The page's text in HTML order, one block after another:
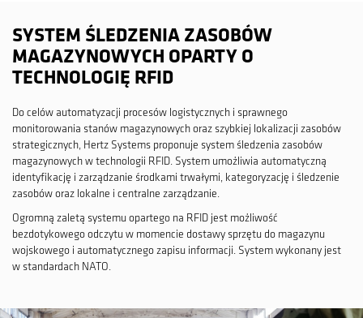
SYSTEM ŚLEDZENIA ZASOBÓW
MAGAZYNOWYCH OPARTY O
TECHNOLOGIĘ RFID
Do celów automatyzacji procesów logistycznych i sprawnego
monitorowania stanów magazynowych oraz szybkiej lokalizacji zasobów
strategicznych, Hertz Systems proponuje system śledzenia zasobów
magazynowych w technologii RFID. System umożliwia automatyczną
identyfikację i zarządzanie środkami trwałymi, kategoryzację i śledzenie
zasobów oraz lokalne i centralne zarządzanie.
Ogromną zaletą systemu opartego na RFID jest możliwość
bezdotykowego odczytu w momencie dostawy sprzętu do magazynu
wojskowego i automatycznego zapisu informacji. System wykonany jest
w standardach NATO.